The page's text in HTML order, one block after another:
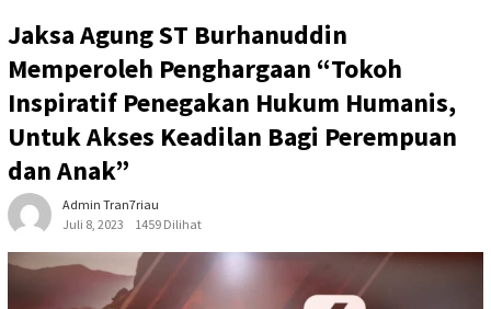
Jaksa Agung ST Burhanuddin
Memperoleh Penghargaan “Tokoh
Inspiratif Penegakan Hukum Humanis,
Untuk Akses Keadilan Bagi Perempuan
dan Anak”
Admin Tran7riau
Juli 8, 2023
1459 Dilihat